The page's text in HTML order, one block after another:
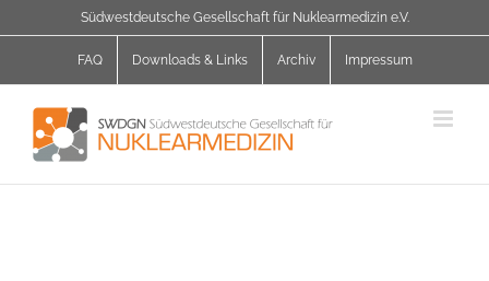
Inhalt
Südwestdeutsche Gesellschaft für Nuklearmedizin e.V.
FAQ Downloads & Links Archiv Impressum